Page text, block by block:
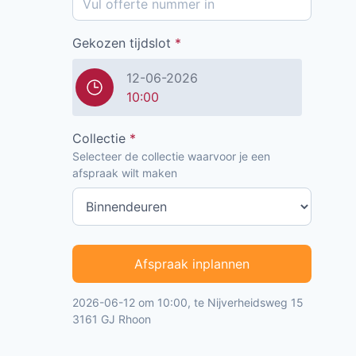
Gekozen tijdslot *
12-06-2026
10:00
Collectie *
Selecteer de collectie waarvoor je een
afspraak wilt maken
Afspraak inplannen
2026-06-12 om 10:00, te Nijverheidsweg 15
3161 GJ Rhoon